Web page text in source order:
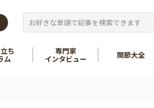
ち
ム
専門家
インタビュー
関節大全